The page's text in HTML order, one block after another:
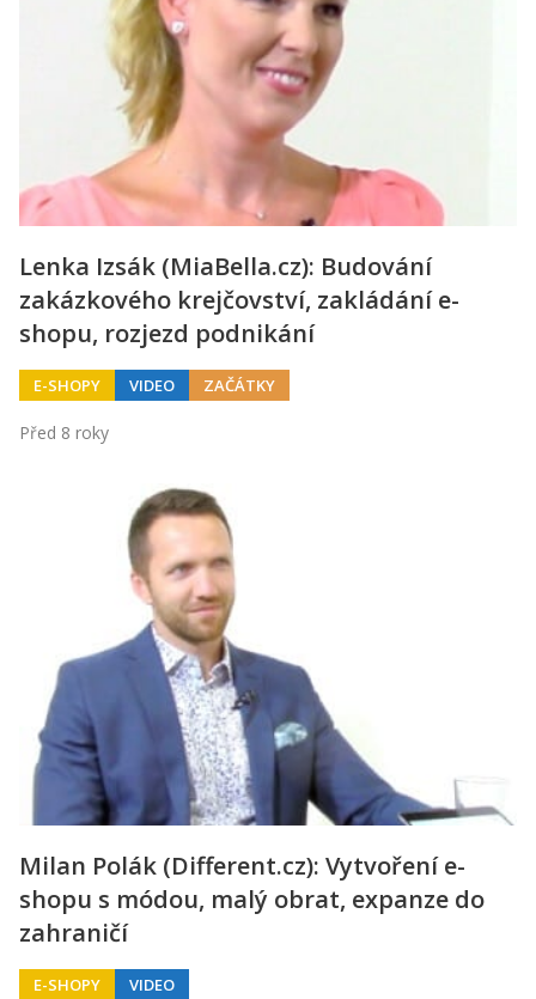
Lenka Izsák (MiaBella.cz): Budování
zakázkového krejčovství, zakládání e-
shopu, rozjezd podnikání
E-SHOPY VIDEO ZAČÁTKY
Před 8 roky
Milan Polák (Different.cz): Vytvoření e-
shopu s módou, malý obrat, expanze do
zahraničí
E-SHOPY VIDEO